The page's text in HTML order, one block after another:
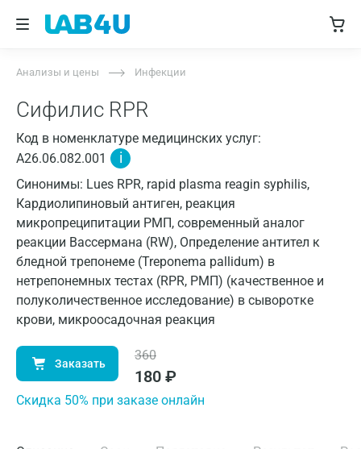
Анализы и цены Инфекции
Сифилис RPR
Код в номенклатуре медицинских услуг:
A26.06.082.001
i
Синонимы: Lues RPR, rapid plasma reagin syphilis,
Кардиолипиновый антиген, реакция
микропреципитации РМП, современный аналог
реакции Вассермана (RW), Определение антител к
бледной трепонеме (Treponema pallidum) в
нетрепонемных тестах (RPR, РМП) (качественное и
полуколичественное исследование) в сыворотке
крови, микроосадочная реакция
Заказать
360
180 ₽
Cкидка 50% при заказе онлайн